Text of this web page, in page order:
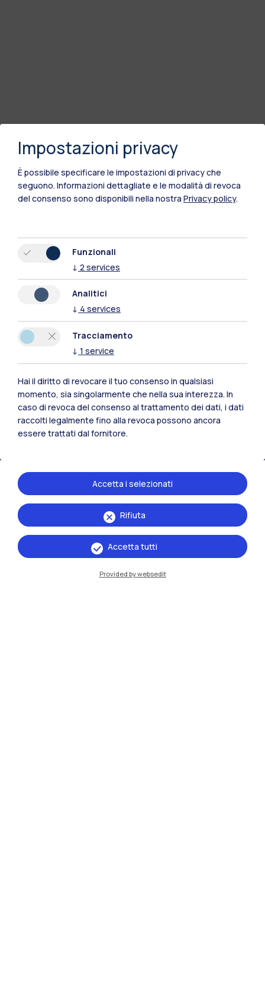
Polimi Community
Tutti i siti dell’ecosistema
Impostazioni privacy
È possibile specificare le impostazioni di privacy che
seguono. Informazioni dettagliate e le modalità di revoca
del consenso sono disponibili nella nostra Privacy policy.
Funzionali
↓ 2 services
Analitici
↓ 4 services
Tracciamento
↓ 1 service
Hai il diritto di revocare il tuo consenso in qualsiasi
momento, sia singolarmente che nella sua interezza. In
caso di revoca del consenso al trattamento dei dati, i dati
raccolti legalmente fino alla revoca possono ancora
essere trattati dal fornitore.
Rifiuta
Accetta i selezionati
Accetta tutti
Provided by websedit